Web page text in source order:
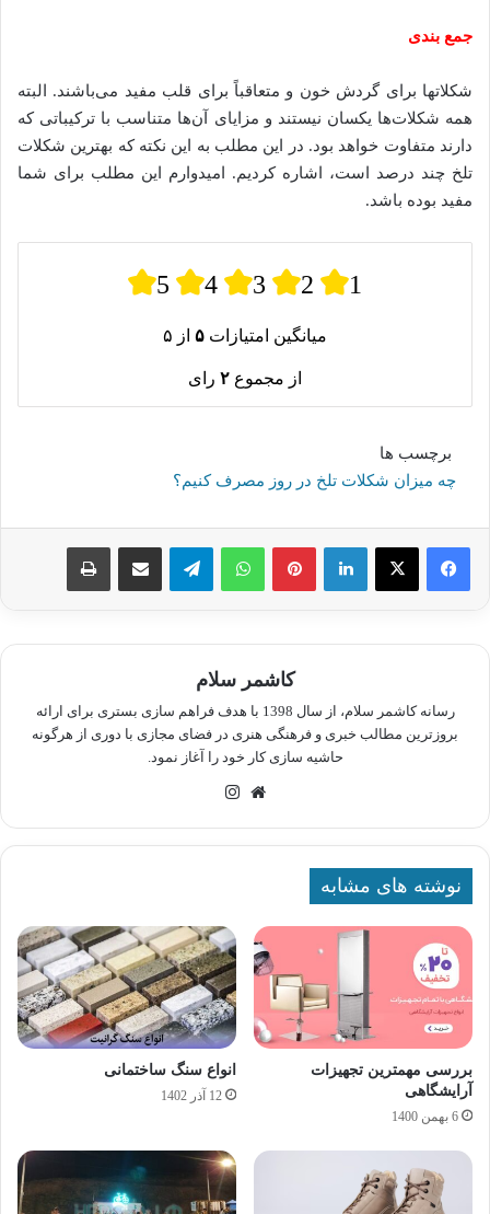
جمع بندی
شکلات­ها برای گردش خون و متعاقباً برای قلب مفید می‌باشند. البته
همه شکلات‌ها یکسان نیستند و مزایای آن‌ها متناسب با ترکیباتی که
دارند متفاوت خواهد بود. در این مطلب به این نکته که بهترین شکلات
تلخ چند درصد است، اشاره کردیم. امیدوارم این مطلب برای شما
مفید بوده باشد.
5 4 3 2 1
میانگین امتیازات ۵ از ۵
از مجموع ۲ رای
برچسب ها
چه میزان شکلات تلخ در روز مصرف کنیم؟
لینکدین پینترستواتس آپ تلگرام اشتراک گذاری از طریق ایمیل چاپ
کاشمر سلام
رسانه کاشمر سلام، از سال 1398 با هدف فراهم سازی بستری برای ارائه
بروزترین مطالب خبری و فرهنگی هنری در فضای مجازی با دوری از هرگونه
حاشیه سازی کار خود را آغاز نمود.
وبسایت
نوشته های مشابه
بررسی مهمترین تجهیزات
آرایشگاهی
6 بهمن 1400
انواع سنگ ساختمانی
12 آذر 1402